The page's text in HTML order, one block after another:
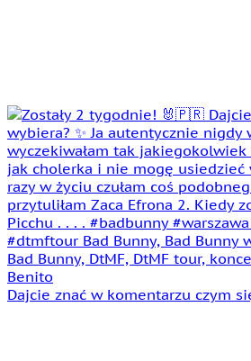
Dajcie znać w komentarzu czym